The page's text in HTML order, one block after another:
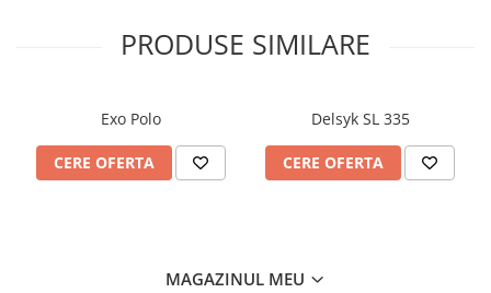
PRODUSE SIMILARE
Exo Polo
CERE OFERTA
Delsyk SL 335
CERE OFERTA
MAGAZINUL MEU